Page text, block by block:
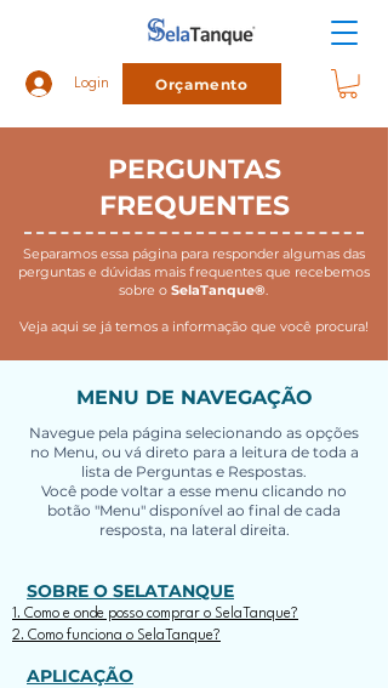
Login Orçamento
PERGUNTAS
FREQUENTES
Separamos essa página para responder algumas das
perguntas e dúvidas mais frequentes que recebemos
sobre o SelaTanque®
Veja aqui se já temos a informação que você procura!
MENU DE NAVEGAÇÃO
Navegue pela página selecionando as opções
no Menu, ou vá direto para a leitura de toda a
lista de Perguntas e Respostas.
Você pode voltar a esse menu clicando no
botão "Menu" disponível ao final de cada
resposta, na lateral direita.
SOBRE O SELATANQUE
1. Como e onde posso comprar o SelaTanque?
2. Como funciona o SelaTanque?
APLICAÇÃO